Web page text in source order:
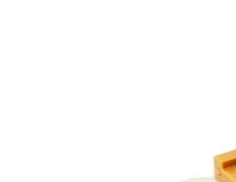
Tuigage en dekbeslag